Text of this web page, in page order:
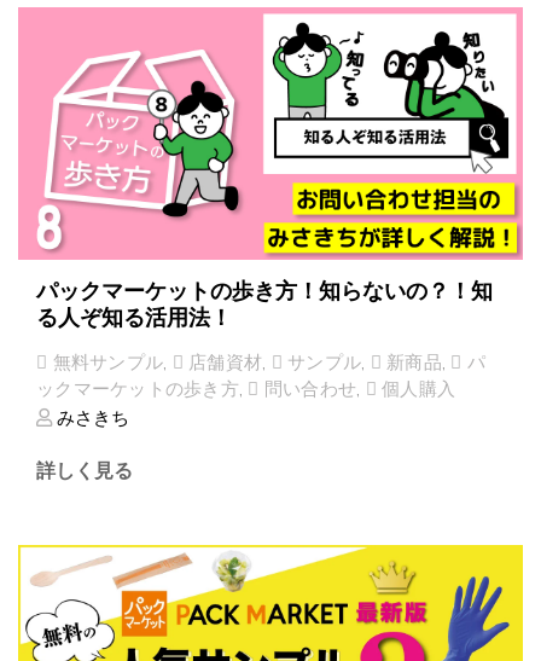
パックマーケットの歩き方！知らないの？！知
る人ぞ知る活用法！
無料サンプル, 店舗資材, サンプル, 新商品,
パ
ックマーケットの歩き方, 問い合わせ,
個人購入
みさきち
詳しく見る